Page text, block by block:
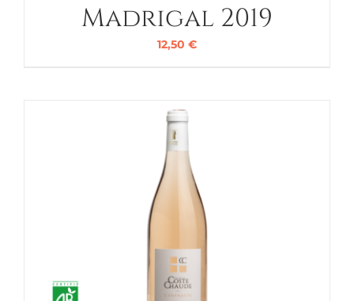
Madrigal 2019
12,50 €